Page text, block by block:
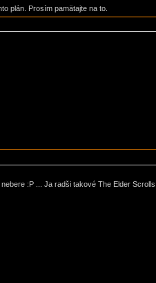
plán. Prosím pamätajte na to.
:P ... Ja radši takové The Elder